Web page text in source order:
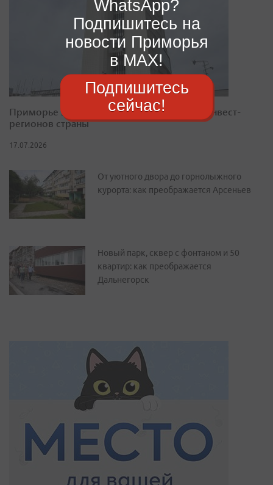
Приморье закрепилось в десятке лучших инвест-
регионов страны
17.07.2026
От уютного двора до горнолыжного
курорта: как преображается Арсеньев
Новый парк, сквер с фонтаном и 50
квартир: как преображается
Дальнегорск
WhatsApp?
Подпишитесь на
новости Приморья
в MAX!
Подпишитесь
сейчас!